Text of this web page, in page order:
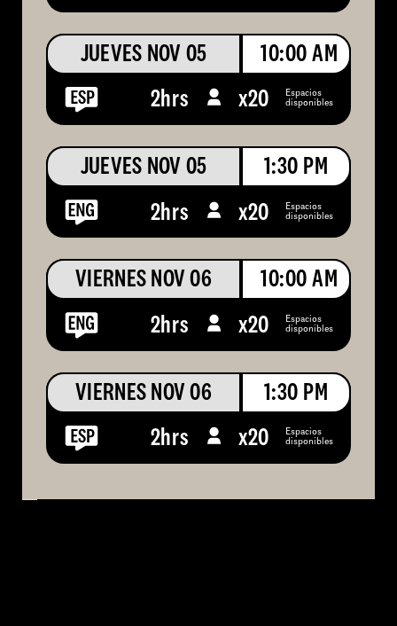
JUEVES NOV 05
10:00 AM
2hrs
x20 Espacios
disponibles
JUEVES NOV 05
1:30 PM
2hrs
x20 Espacios
disponibles
VIERNES NOV 06
10:00 AM
2hrs
x20 Espacios
disponibles
VIERNES NOV 06
1:30 PM
2hrs
x20 Espacios
disponibles